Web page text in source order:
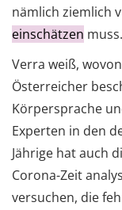
nämlich ziemlich
einschätzen
Verra weiß,
Österreicher
Körpersprache
Experten in den
Jährige hat auch
Corona-Zeit
versuchen, die